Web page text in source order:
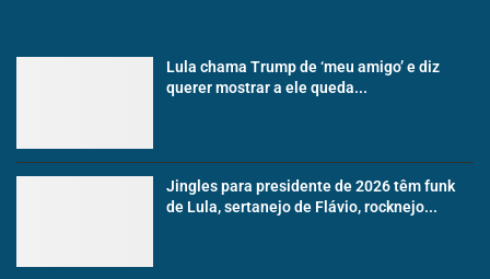
Lula chama Trump de ‘meu amigo’ e diz
querer mostrar a ele queda...
Jingles para presidente de 2026 têm funk
de Lula, sertanejo de Flávio, rocknejo...